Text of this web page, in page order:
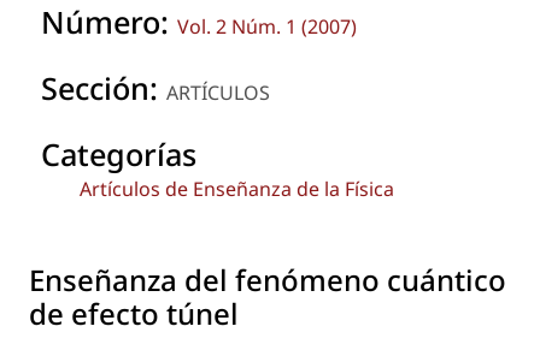
Número: Vol. 2 Núm. 1 (2007)
Sección: ARTÍCULOS
Categorías
Artículos de Enseñanza de la Física
Enseñanza del fenómeno cuántico
de efecto túnel